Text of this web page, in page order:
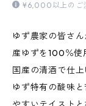
¥6,000以上のご
ゆず農家の皆さ
産ゆずを100％使
国産の清酒で仕
ゆず特有の酸味